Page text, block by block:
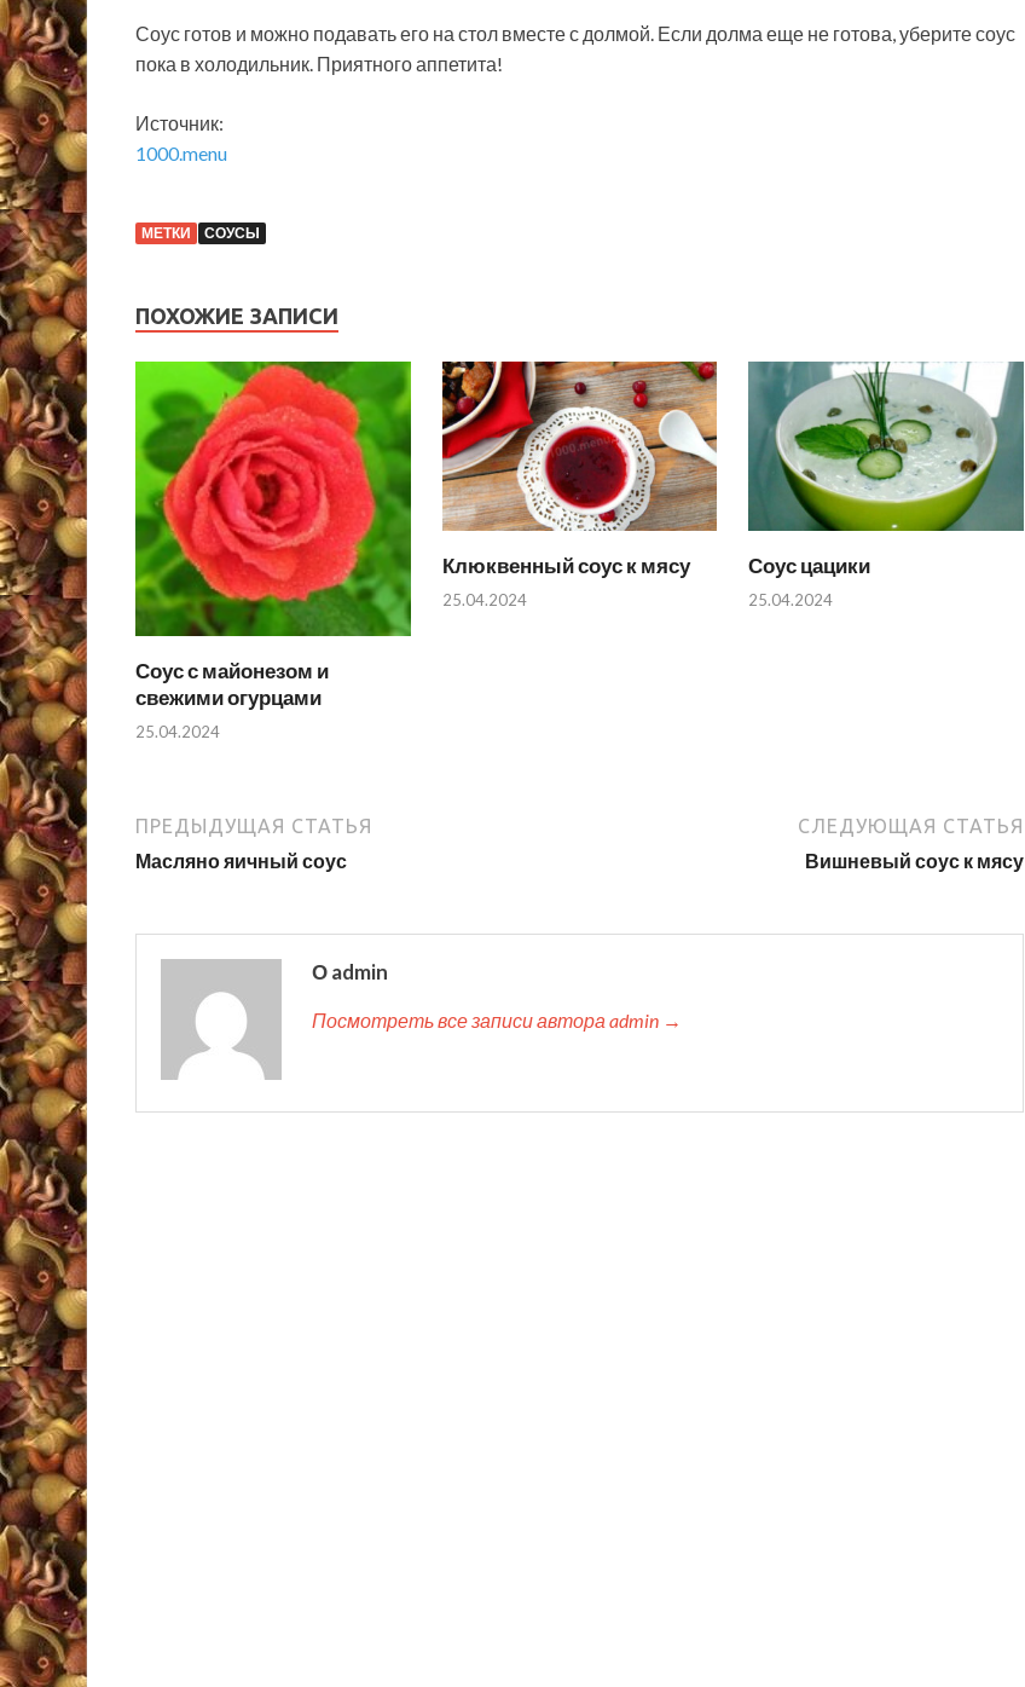
Соус готов и можно подавать его на стол вместе с долмой. Если долма еще не готова, уберите соус
пока в холодильник. Приятного аппетита!
Источник:
1000.menu
МЕТКИ СОУСЫ
ПОХОЖИЕ ЗАПИСИ
Соус с майонезом и
свежими огурцами
25.04.2024
Клюквенный соус к мясу
25.04.2024
Соус цацики
25.04.2024
ПРЕДЫДУЩАЯ СТАТЬЯ
Масляно яичный соус
СЛЕДУЮЩАЯ СТАТЬЯ
Вишневый соус к мясу
О admin
Посмотреть все записи автора admin →